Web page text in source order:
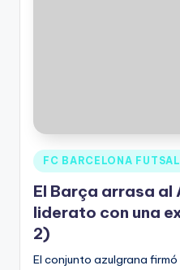
FC BARCELONA FUTSAL
El Barça arrasa al
liderato con una
2)
El conjunto azulgrana